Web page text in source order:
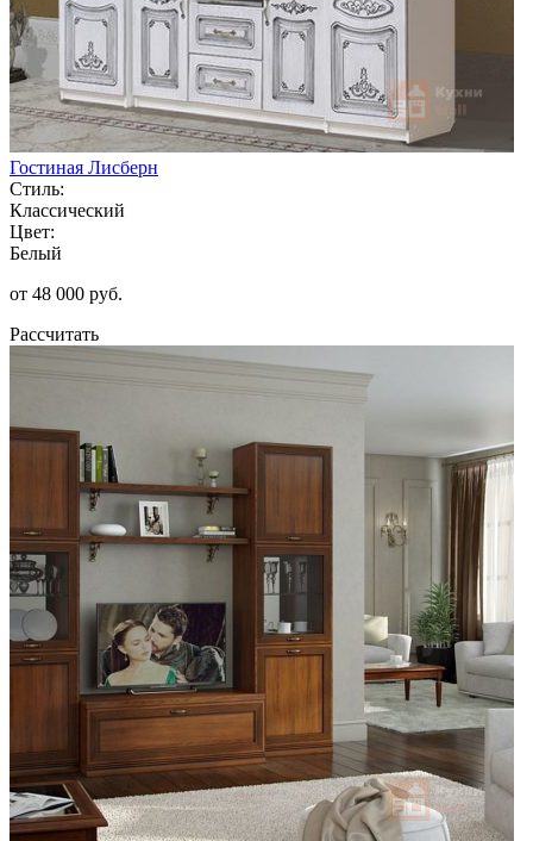
Гостиная Лисберн
Стиль:
Классический
Цвет:
Белый
от 48 000 руб.
Рассчитать